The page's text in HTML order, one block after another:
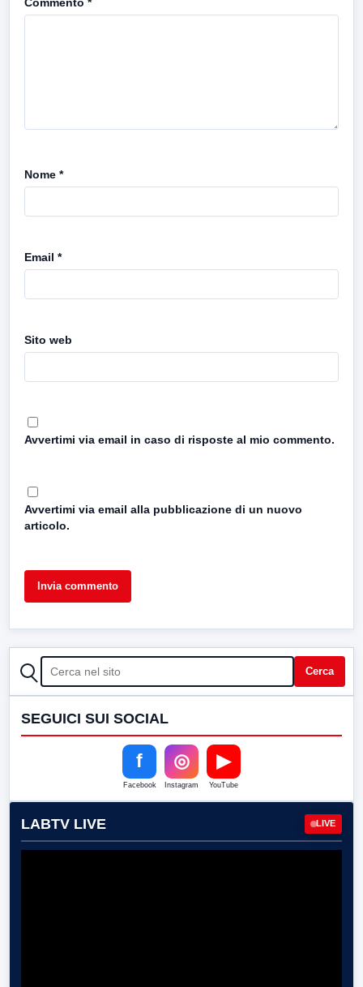
Nome *
Email *
Sito web
Avvertimi via email in caso di risposte al mio commento.
Avvertimi via email alla pubblicazione di un nuovo
articolo.
CERCA Cerca
SEGUICI SUI SOCIAL
f
Facebook
◎
Instagram
▶
YouTube
LABTV LIVE LIVE